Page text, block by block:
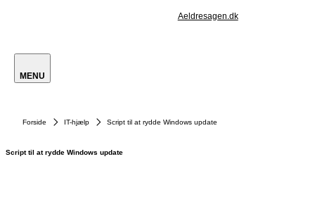
Aeldresagen.dk
MENU
Forside IT-hjælp Script til at rydde Windows update
Script til at rydde Windows update